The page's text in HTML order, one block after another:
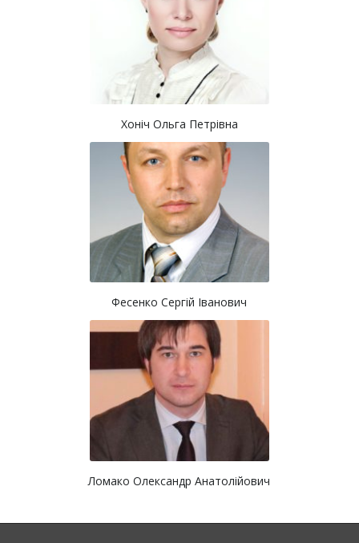
Хоніч Ольга Петрівна
Фесенко Сергій Іванович
Ломако Олександр Анатолійович